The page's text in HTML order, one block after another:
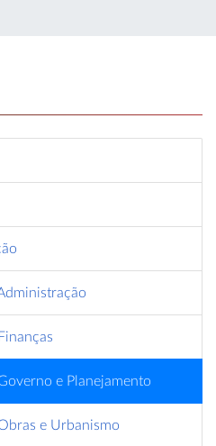
e Planejamento
e Urbanismo